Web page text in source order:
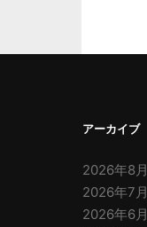
アーカイブ
2026年8月
2026年7月
2026年6月